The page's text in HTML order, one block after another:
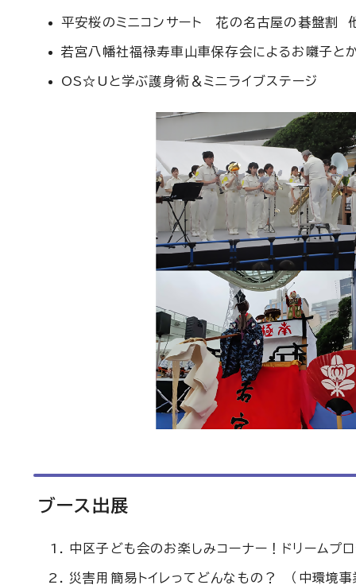
平安桜のミニコンサート 花の名古屋の碁盤割
若宮八幡社福禄寿車山車保存会によるお囃子と
OS☆Uと学ぶ護身術＆ミニライブステージ
ブース出展
中区子ども会のお楽しみコーナー！ドリームプ
災害用簡易トイレってどんなもの？ （中環境事